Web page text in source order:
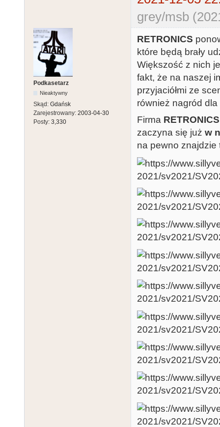
grey/msb
Podkasetarz
Nieaktywny
Skąd: Gdańsk
Zarejestrowany: 2003-04-30
Posty: 3,330
RETRONICS
które będą brały
Większość z nich
fakt, że na naszej
przyjaciółmi ze
również nagród
Firma RETRONICS
zaczyna się już w
na pewno znajdzie